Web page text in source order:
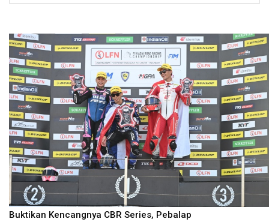
Buktikan Kencangnya CBR Series, Pebalap